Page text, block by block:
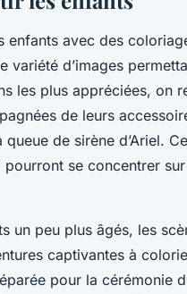
enfants avec des
variété d’images
les plus appréciées, on
de leurs
queue de sirène d’Ariel.
pourront se concentrer
un peu plus âgés, les
captivantes à
pour la cérémonie